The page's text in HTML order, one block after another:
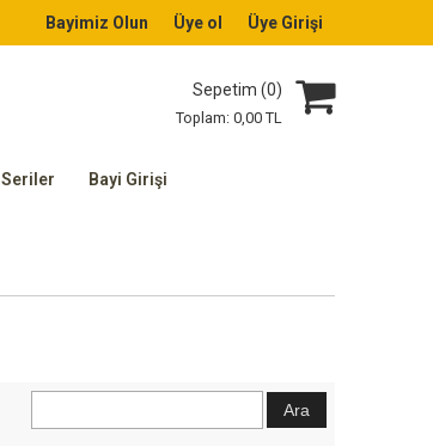
Bayimiz Olun Üye ol Üye Girişi
Sepetim (0)
Toplam:0,00 TL
Seriler Bayi Girişi